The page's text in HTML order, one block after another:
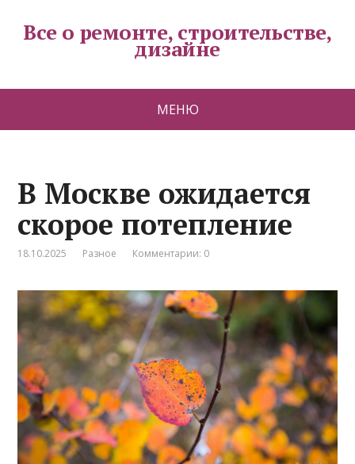
Все о ремонте, строительстве,
дизайне
МЕНЮ
В Москве ожидается
скорое потепление
18.10.2025 Разное Комментарии: 0